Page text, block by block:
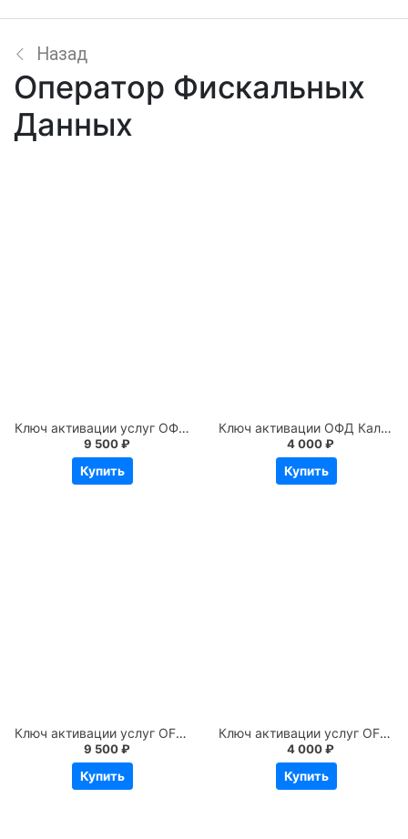
Назад
Оператор Фискальных
Данных
Ключ активации услуг ОФД Калуга Астрал 36 месяцев
9 500 ₽
Купить
Ключ активации ОФД Калуга Астрал на 13 месяцев
4 000 ₽
Купить
Ключ активации услуг ОFD.RU на 36 месяцев
9 500 ₽
Купить
Ключ активации услуг ОFD.RU на 12 месяцев
4 000 ₽
Купить